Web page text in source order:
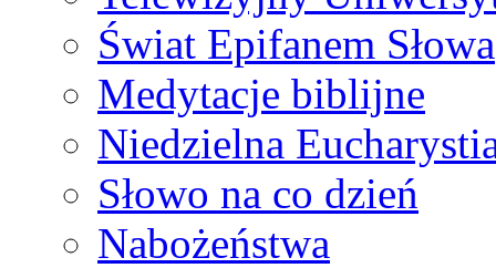
Świat Epifanem Słowa
Medytacje biblijne
Niedzielna
Słowo na co dzień
Nabożeństwa